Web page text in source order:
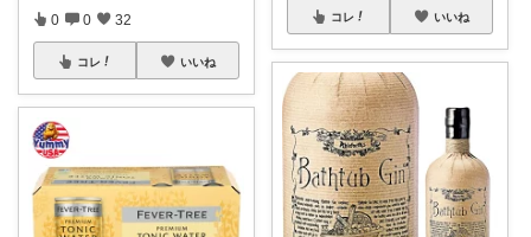
0 0 32
コレ いいね
コレ いいね